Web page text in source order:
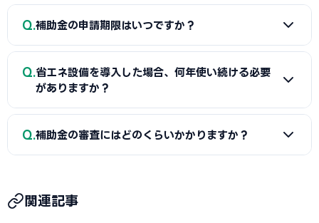
幅広い省エネ設備が登録されています。認定リストは随時更新
されるため、最新のラインナップは省エネ補助金の公式サイ
A
指定設備導入事業はSII認定設備メーカーが申請をサポー
トで宮城県に対応した社労士・行政書士・中小企業診断士を
無料でご紹介しています。補助金申請の採択実績が豊富な専
門家がサポートします。
Q 補助金の申請期限はいつですか？
A
省エネ補助金（指定設備導入事業）は随時公募・複数回
の締切が設定されています。一般型やものづくり補助金は年数
するものもあるため、早めの申請がおすすめです。最新の公募
スケジュールは各補助金の公式サイトでご確認ください。
Q 省エネ設備を導入した場合、何年使い続ける必要
がありますか？
A
省エネ補助金では、補助事業完了から3〜5年間は導入し
法定耐用年数に基づいて決定されます。
Q 補助金の審査にはどのくらいかかりますか？
まで約1〜2か月、一般型は約2〜3か月が目安です。ものづく
り補助金は約2〜3か月、小規模事業者持続化補助金は約2か
関連記事